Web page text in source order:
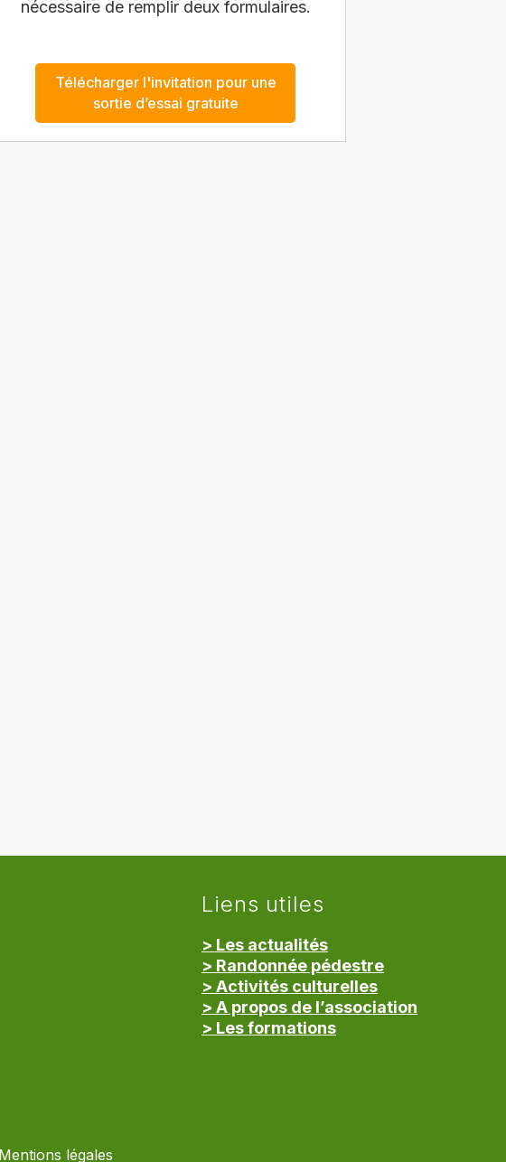
nécessaire de remplir deux formulaires.
Télécharger l'invitation pour une
sortie d’essai gratuite
Liens utiles
> Les actualités
> Randonnée pédestre
> Activités culturelles
> A propos de l’association
> Les formations
Mentions légales